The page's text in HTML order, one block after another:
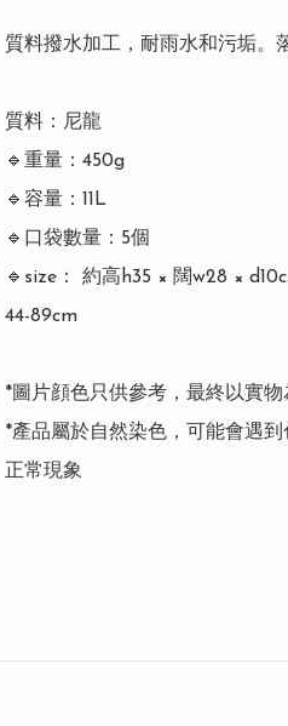
質料撥水加工，耐雨水和污垢。
質料：尼龍
🔹重量：450g
🔹容量：11L
🔹口袋數量：5個
🔹size： 約高h35 × 闊w28 ×
44-89cm
*圖片顔色只供參考，最終以實物
*產品屬於自然染色，可能會遇
正常現象